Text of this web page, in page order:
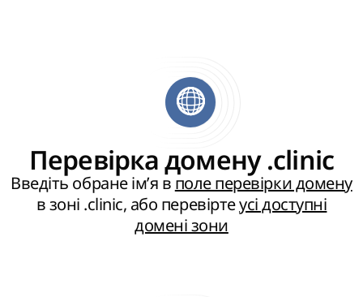
Перевірка домену .clinic
Введіть обране ім’я в поле перевірки домену
в зоні .clinic, або перевіртеусі доступні
домені зони